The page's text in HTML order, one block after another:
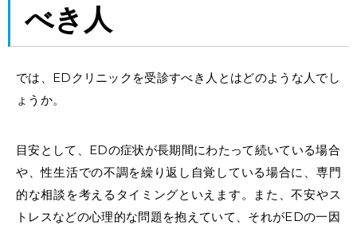
べき人
では、EDクリニックを受診すべき人とはどのような人 でし
ょうか。
目安として、EDの症状が長期間にわたって続いている場合
や、性生活での不調を繰り返し自覚している場合に、専門
的な相談を考えるタイミングといえます。また、不安やス
トレスなどの心理的な問題を抱えていて、それがEDの一因